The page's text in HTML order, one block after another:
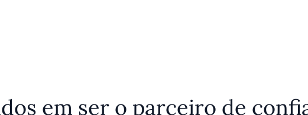
em ser o parceiro de